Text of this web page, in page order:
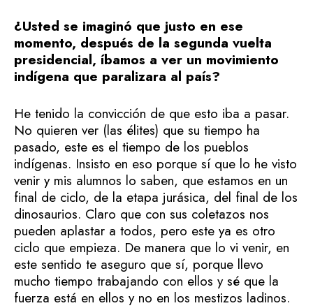
¿Usted se imaginó que justo en ese
momento, después de la segunda vuelta
presidencial, íbamos a ver un movimiento
indígena que paralizara al país?
He tenido la convicción de que esto iba a pasar.
No quieren ver (las élites) que su tiempo ha
pasado, este es el tiempo de los pueblos
indígenas. Insisto en eso porque sí que lo he visto
venir y mis alumnos lo saben, que estamos en un
final de ciclo, de la etapa jurásica, del final de los
dinosaurios. Claro que con sus coletazos nos
pueden aplastar a todos, pero este ya es otro
ciclo que empieza. De manera que lo vi venir, en
este sentido te aseguro que sí, porque llevo
mucho tiempo trabajando con ellos y sé que la
fuerza está en ellos y no en los mestizos ladinos.